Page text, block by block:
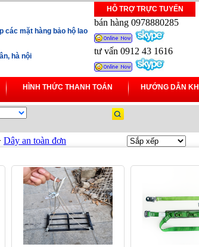
các mặt hàng bảo hộ lao
hà nội
HỖ TRỢ TRỰC TUYẾN
bán hàng 0978880285
tư vấn 0912 43 1616
HÌNH THỨC THANH TOÁN HƯỚNG DẪN
Dây an toàn đơn